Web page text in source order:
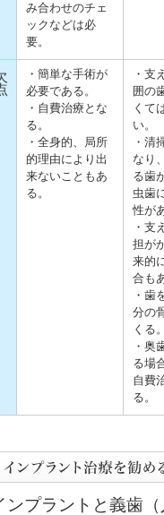
み合わせのチェ
ックなどは必
要。
・簡単な手術が
必要である。
・自費治療とな
る。
・全身的、局所
的理由により出
来ないこともあ
る。
・支
囲の
くて
い。
・清
なり
る歯
虫歯
性が
・支
担が
来的
合も
・歯
分の
くる
・奥
る場
自費
る。
ンプラントと義歯